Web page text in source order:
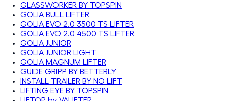
GLASSWORKER BY TOPSPIN
GOLIA BULL LIFTER
GOLIA EVO 2.0 3500 TS LIFTER
GOLIA EVO 2.0 4500 TS LIFTER
GOLIA JUNIOR
GOLIA JUNIOR LIGHT
GOLIA MAGNUM LIFTER
GUIDE GRIPP BY BETTERLY
INSTALL TRAILER BY NO LIFT
LIFTING EYE BY TOPSPIN